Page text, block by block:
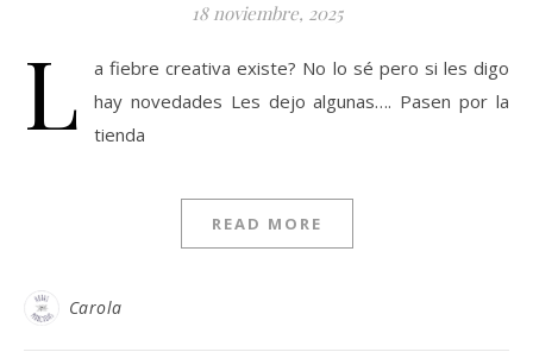
18 noviembre, 2025
L
a fiebre creativa existe? No lo sé pero si les digo
hay novedades Les dejo algunas…. Pasen por la
tienda
READ MORE
Carola